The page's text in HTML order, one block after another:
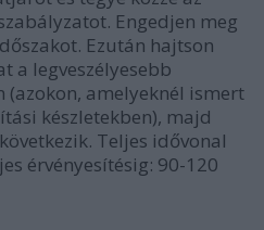
Engedjen meg
Ezután hajtson
a legveszélyesebb
(azokon, amelyeknél ismert
készletekben), majd
Teljes idővonal
érvényesítésig: 90-120